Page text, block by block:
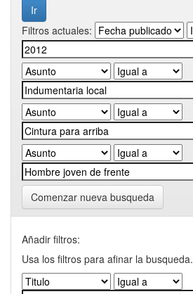
Filtros actuales:
Comenzar nueva busqueda
Añadir filtros:
Usa los filtros para afinar la busqueda.